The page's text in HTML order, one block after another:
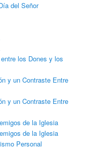
del Señor
los Dones y los
y un Contraste Entre
y un Contraste Entre
de la Iglesia
de la Iglesia
Personal